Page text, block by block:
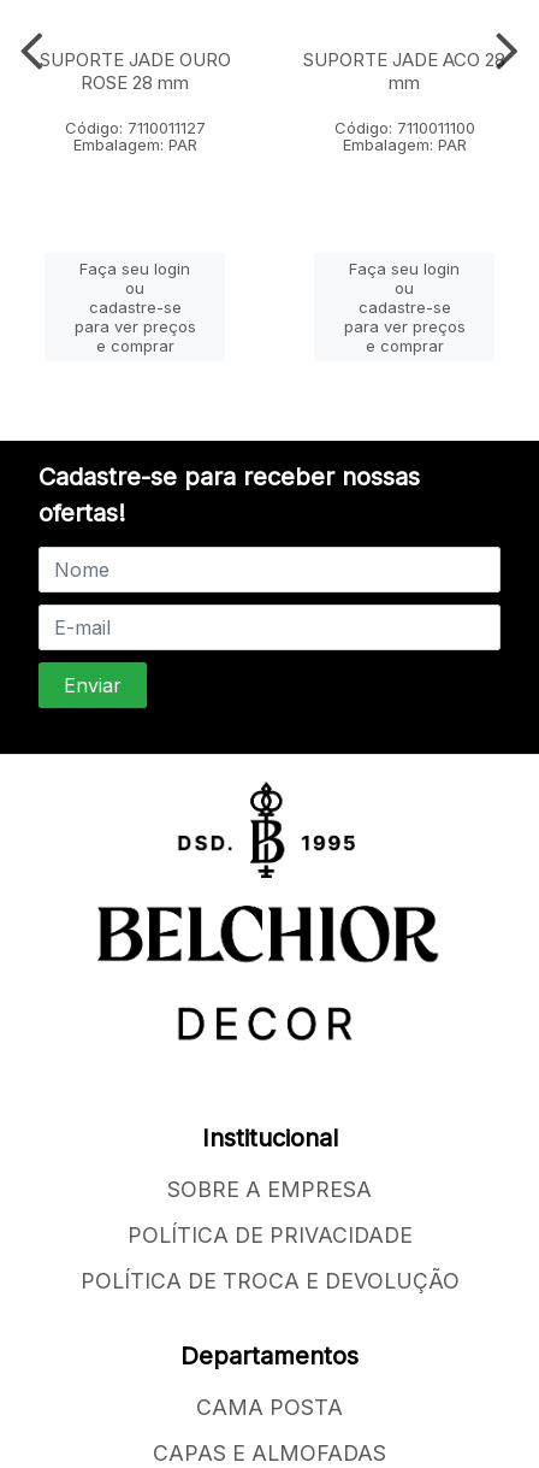
SUPORTE JADE OURO
ROSE 28 mm
Código: 7110011127
Embalagem: PAR
Faça seu login
ou
cadastre-se
para ver preços
e comprar
SUPORTE JADE ACO 28
mm
Código: 7110011100
Embalagem: PAR
Faça seu login
ou
cadastre-se
para ver preços
e comprar
Cadastre-se para receber nossas
ofertas!
Institucional
SOBRE A EMPRESA
POLÍTICA DE PRIVACIDADE
POLÍTICA DE TROCA E DEVOLUÇÃO
Departamentos
CAMA POSTA
CAPAS E ALMOFADAS